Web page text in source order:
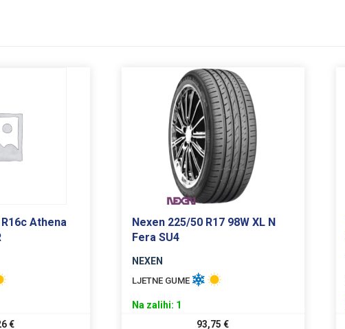
Athena
€
Nexen 225/50 R17 98W XL N
Fera SU4
NEXEN
LJETNE GUME
Na zalihi: 1
93,75€